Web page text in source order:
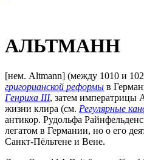
АЛЬТМАНН
[нем. Altmann] (между 1010 и
григорианской реформы в
Генриха III, затем императрицы
жизни клира (см. Регулярные
антикор. Рудольфа
легатом в Германии, но о его
Санкт-Пёльтене и Вене.